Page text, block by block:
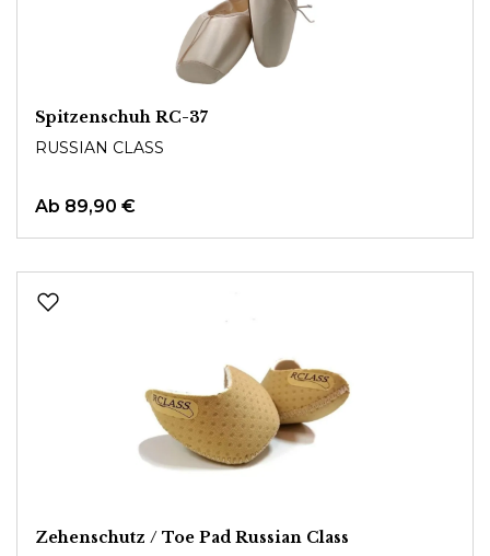
Spitzenschuh RC-37
RUSSIAN CLASS
Ab 89,90 €
Zehenschutz / Toe Pad Russian Class